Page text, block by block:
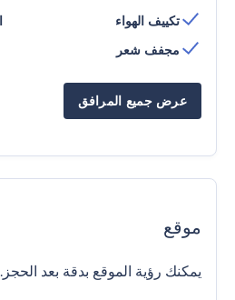
تكييف الهواء
مجفف شعر
عرض جميع المرافق
موقع
يمكنك رؤية الموقع بدقة بعد الحجز.